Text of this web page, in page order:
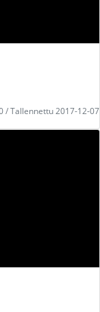
/ Tallennettu 2017-12-07